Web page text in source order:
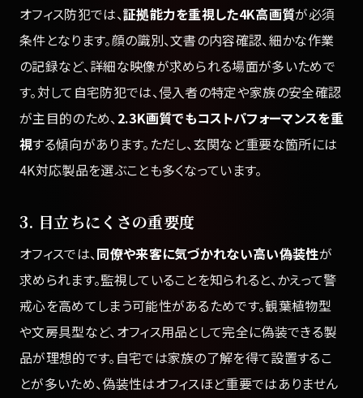
オフィス防犯では、証拠能力を重視した4K高画質が必須
条件となります。顔の識別、文書の内容確認、細かな作業
の記録など、詳細な映像が求められる場面が多いためで
す。対して自宅防犯では、侵入者の特定や家族の安全確認
が主目的のため、2.3K画質でもコストパフォーマンスを重
視する傾向があります。ただし、玄関など重要な箇所には
4K対応製品を選ぶことも多くなっています。
3. 目立ちにくさの重要度
オフィスでは、同僚や来客に気づかれない高い偽装性が
求められます。監視していることを知られると、かえって警
戒心を高めてしまう可能性があるためです。観葉植物型
や文房具型など、オフィス用品として完全に偽装できる製
品が理想的です。自宅では家族の了解を得て設置するこ
とが多いため、偽装性はオフィスほど重要ではありません